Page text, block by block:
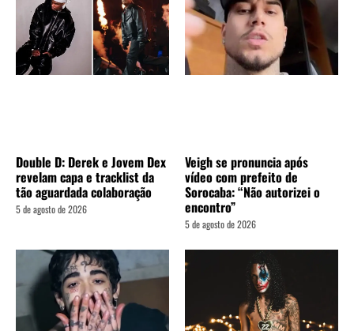
Double D: Derek e Jovem Dex
revelam capa e tracklist da
tão aguardada colaboração
5 de agosto de 2026
Veigh se pronuncia após
vídeo com prefeito de
Sorocaba: “Não autorizei o
encontro”
5 de agosto de 2026